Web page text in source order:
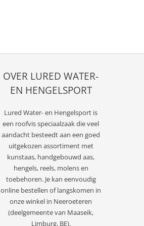
OVER LURED WATER-
EN HENGELSPORT
Lured Water- en Hengelsport is
een roofvis speciaalzaak die veel
aandacht besteedt aan een goed
uitgekozen assortiment met
kunstaas, handgebouwd aas,
hengels, reels, molens en
toebehoren. Je kan eenvoudig
online bestellen of langskomen in
onze winkel in Neeroeteren
(deelgemeente van Maaseik,
Limburg, BE).